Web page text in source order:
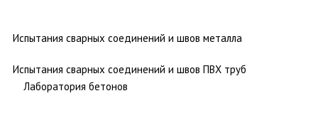
Испытания сварных соединений и швов металла
Испытания сварных соединений и швов ПВХ труб
Лаборатория бетонов